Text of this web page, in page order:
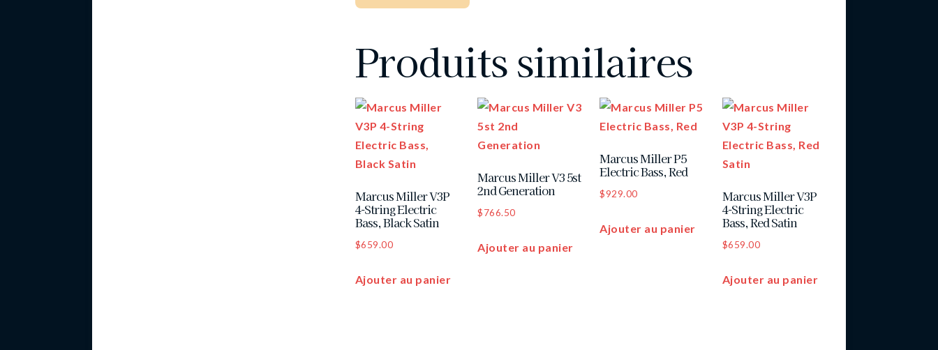
Produits similaires
Marcus Miller V3P
4-String Electric
Bass, Black Satin
$659.00
Ajouter au panier
Marcus Miller V3 5st
2nd Generation
$766.50
Ajouter au panier
Marcus Miller P5
Electric Bass, Red
$929.00
Ajouter au panier
Marcus Miller V3P
4-String Electric
Bass, Red Satin
$659.00
Ajouter au panier